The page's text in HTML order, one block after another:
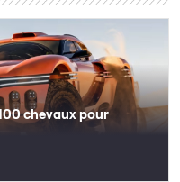
chevaux pour